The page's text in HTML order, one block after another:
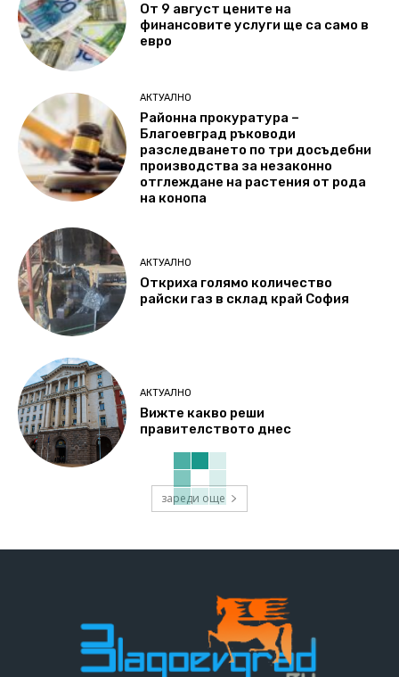
От 9 август цените на
финансовите услуги ще са само в
евро
АКТУАЛНО
Районна прокуратура –
Благоевград ръководи
разследването по три досъдебни
производства за незаконно
отглеждане на растения от рода
на конопа
АКТУАЛНО
Откриха голямо количество
райски газ в склад край София
АКТУАЛНО
Вижте какво реши
правителството днес
зареди още